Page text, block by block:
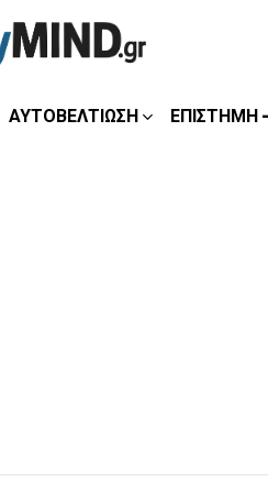
ΑΥΤΟΒΕΛΤΊΩΣΗ ΕΠΙΣΤΉΜΗ